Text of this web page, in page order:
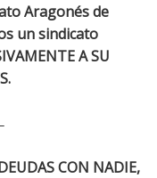
Aragonés de
un sindicato
A SU
CON NADIE,